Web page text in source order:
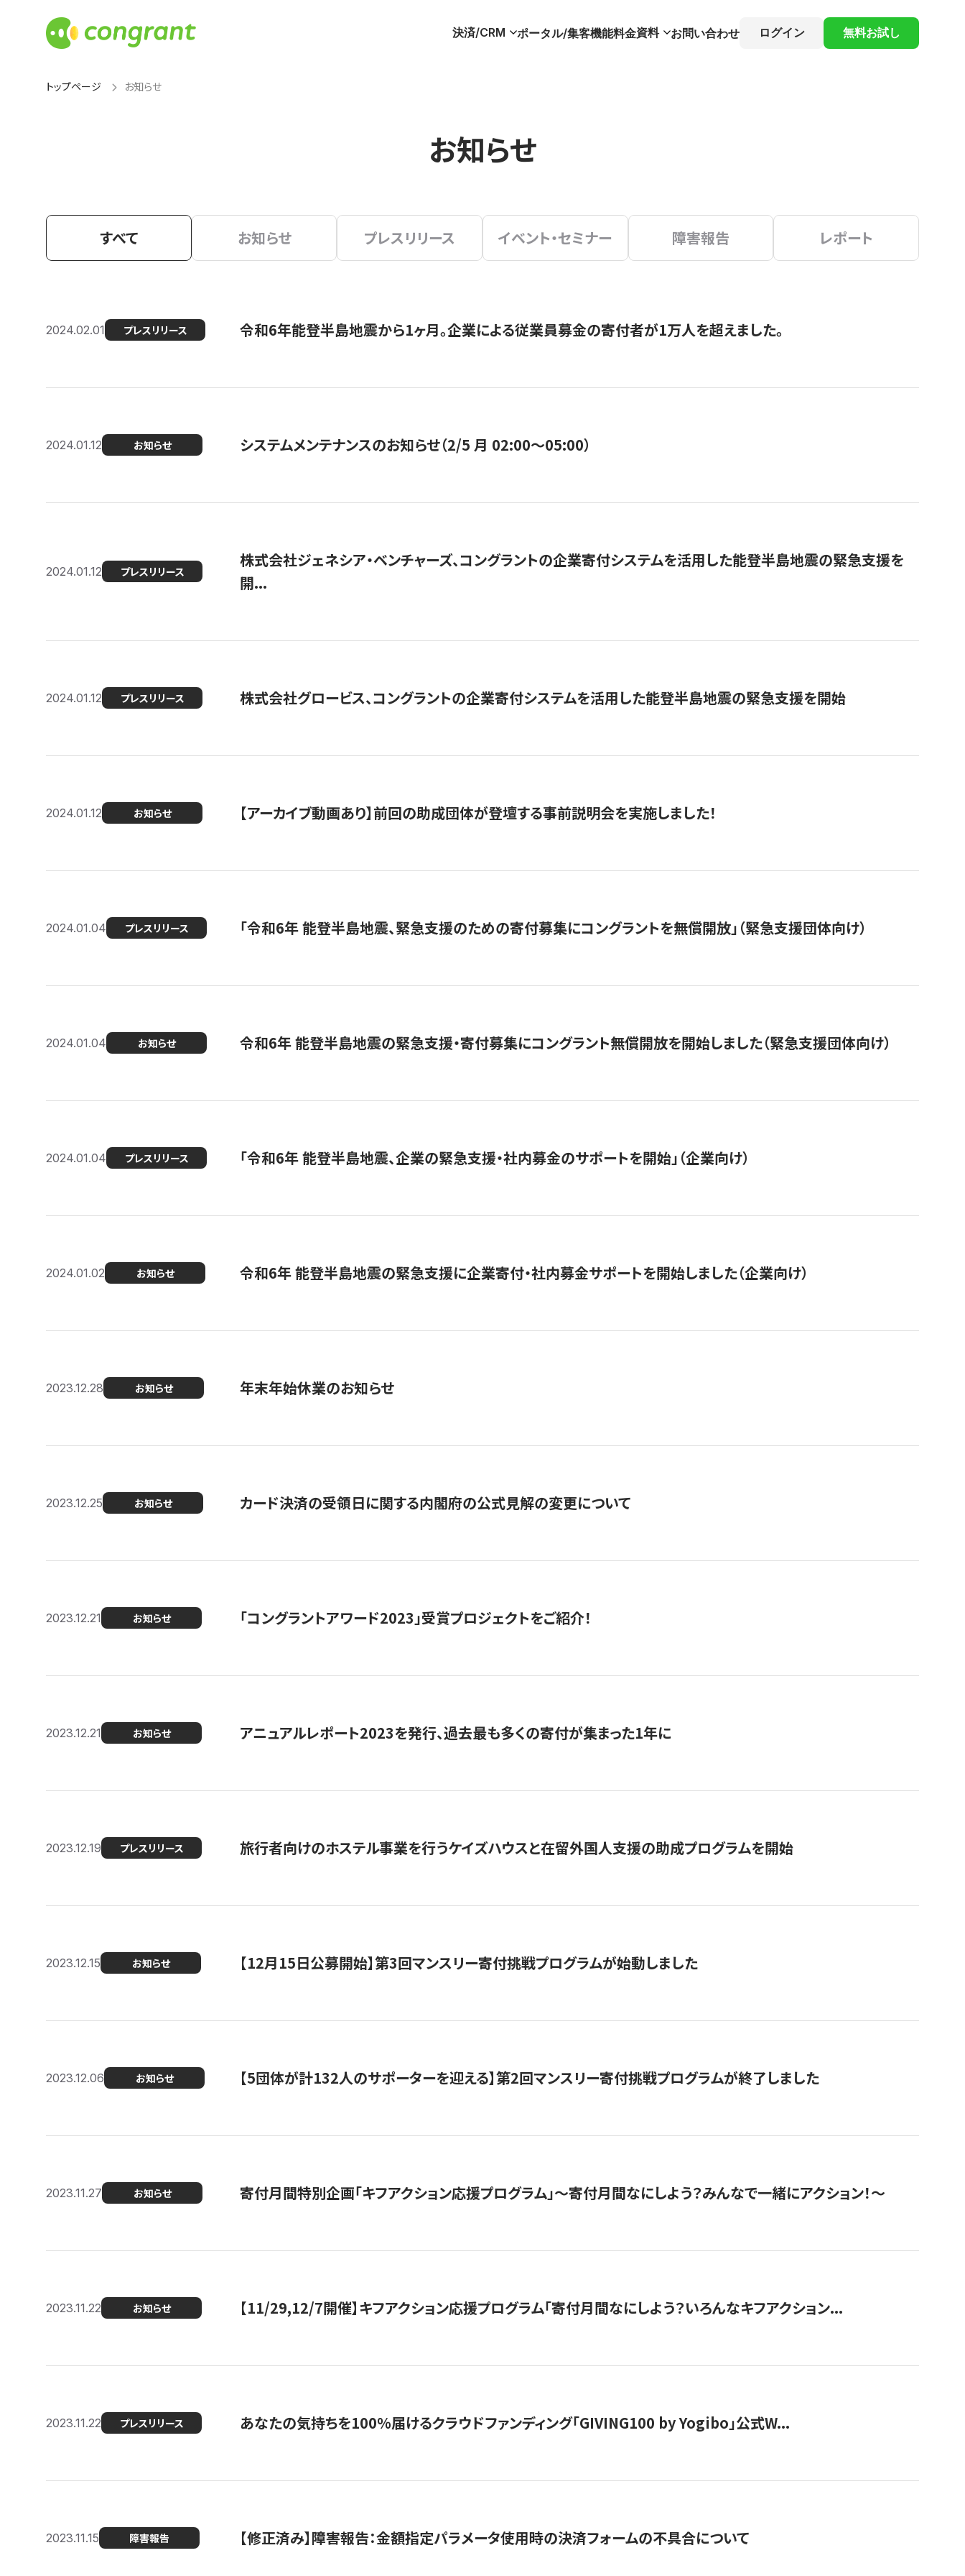
決済/CRM ポータル/集客機能料金資料 お問い合わせ ログイン 無料お試し
トップページ お知らせ
お知らせ
すべて お知らせ プレスリリース イベント・セミナー 障害報告 レポート
2024.02.01 プレスリリース 令和6年能登半島地震から1ヶ月。企業による従業員募金の寄付者が1万人を超えました。
2024.01.12 お知らせ システムメンテナンスのお知らせ（2/5 月 02:00〜05:00）
2024.01.12 プレスリリース
株式会社ジェネシア・ベンチャーズ、コングラントの企業寄付システムを活用した能登半島地震の緊急支援を
開...
2024.01.12 プレスリリース 株式会社グロービス、コングラントの企業寄付システムを活用した能登半島地震の緊急支援を開始
2024.01.12 お知らせ 【アーカイブ動画あり】前回の助成団体が登壇する事前説明会を実施しました！
2024.01.04 プレスリリース 「令和6年 能登半島地震、緊急支援のための寄付募集にコングラントを無償開放」（緊急支援団体向け）
2024.01.04 お知らせ 令和6年 能登半島地震の緊急支援・寄付募集にコングラント無償開放を開始しました（緊急支援団体向け）
2024.01.04 プレスリリース 「令和6年 能登半島地震、企業の緊急支援・社内募金のサポートを開始」（企業向け）
2024.01.02 お知らせ 令和6年 能登半島地震の緊急支援に企業寄付・社内募金サポートを開始しました（企業向け）
2023.12.28 お知らせ 年末年始休業のお知らせ
2023.12.25 お知らせ カード決済の受領日に関する内閣府の公式見解の変更について
2023.12.21 お知らせ 「コングラントアワード2023」受賞プロジェクトをご紹介！
2023.12.21 お知らせ アニュアルレポート2023を発行、過去最も多くの寄付が集まった1年に
2023.12.19 プレスリリース 旅行者向けのホステル事業を行うケイズハウスと在留外国人支援の助成プログラムを開始
2023.12.15 お知らせ 【12月15日公募開始】第3回マンスリー寄付挑戦プログラムが始動しました
2023.12.06 お知らせ 【5団体が計132人のサポーターを迎える】第2回マンスリー寄付挑戦プログラムが終了しました
2023.11.27 お知らせ 寄付月間特別企画「キフアクション応援プログラム」〜寄付月間なにしよう？みんなで一緒にアクション！〜
2023.11.22 お知らせ 【11/29,12/7開催】キフアクション応援プログラム「寄付月間なにしよう？いろんなキフアクション...
2023.11.22 プレスリリース あなたの気持ちを100％届けるクラウドファンディング「GIVING100 by Yogibo」公式W...
2023.11.15 障害報告 【修正済み】障害報告：金額指定パラメータ使用時の決済フォームの不具合について